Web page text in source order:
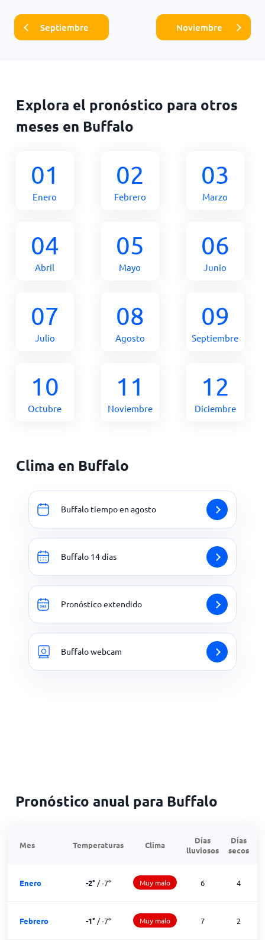
Septiembre Noviembre
Explora el pronóstico para otros
meses en Buffalo
01
Enero
02
Febrero
03
Marzo
04
Abril
05
Mayo
06
Junio
07
Julio
08
Agosto
09
Septiembre
10
Octubre
11
Noviembre
12
Diciembre
Clima en Buffalo
Buffalo tiempo en agosto
Buffalo 14 días
Pronóstico extendido
Buffalo webcam
Pronóstico anual para Buffalo
Mes Temperaturas Clima
Días
lluviosos
Días
secos
Enero -2° /-7° Muy malo 6 4
Febrero -1° /-7° Muy malo 7 2